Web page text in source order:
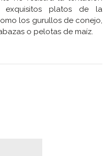
platos de la
los gurullos de conejo,
o pelotas de maíz.